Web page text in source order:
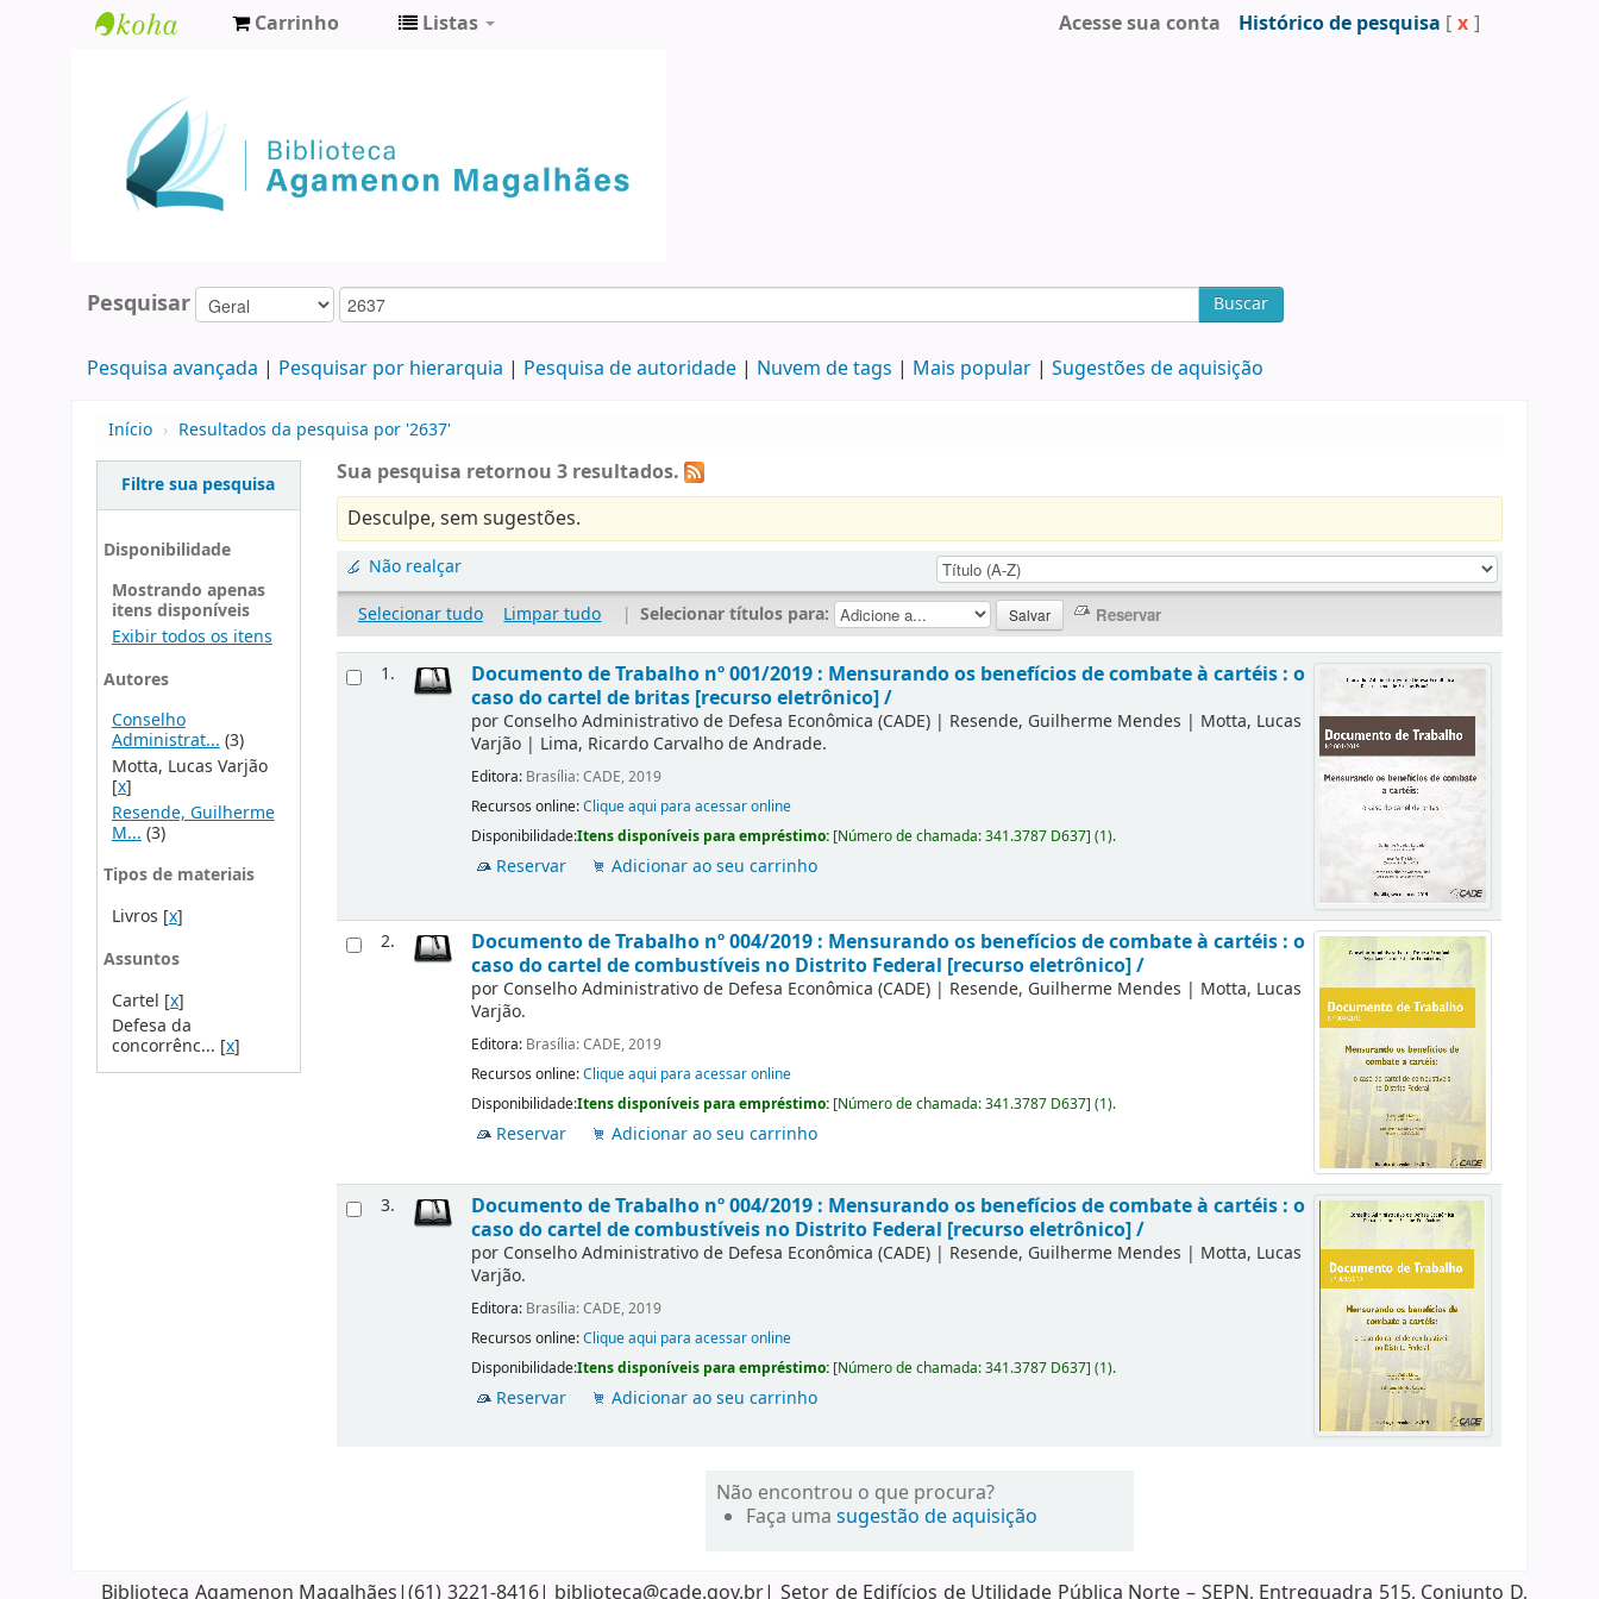
Agamenon
Magalhães
Carrinho Listas Acesse sua conta Histórico de pesquisa [ x ]
Pesquisar Buscar
Pesquisa avançada Pesquisar por hierarquia Pesquisa de autoridade Nuvem de tags Mais popular Sugestões de aquisição
Início › Resultados da pesquisa por '2637'
Filtre sua pesquisa
Disponibilidade
Mostrando apenas
itens disponíveis
Exibir todos os itens
Autores
Conselho
Administrat...(3)
Motta, Lucas Varjão
[x]
Resende, Guilherme
M... (3)
Tipos de materiais
Livros [x]
Assuntos
Cartel [x]
Defesa da
concorrênc... [x]
Sua pesquisa retornou 3 resultados.
Desculpe, sem sugestões.
Não realçar
Selecionar tudo
Limpar tudo | Selecionar títulos para:
1.
Documento de Trabalho nº 001/2019 : Mensurando os benefícios de combate à cartéis : o
caso do cartel de britas [recurso eletrônico] /
por Conselho Administrativo de Defesa Econômica (CADE) | Resende, Guilherme Mendes | Motta, Lucas
Varjão | Lima, Ricardo Carvalho de Andrade.
Editora: Brasília: CADE, 2019
Recursos online:Clique aqui para acessar online
Disponibilidade:Itens disponíveis para empréstimo: [Número de chamada:341.3787 D637](1).
Reservar Adicionar ao seu carrinho
2.
Documento de Trabalho nº 004/2019 : Mensurando os benefícios de combate à cartéis : o
caso do cartel de combustíveis no Distrito Federal [recurso eletrônico] /
por Conselho Administrativo de Defesa Econômica (CADE) | Resende, Guilherme Mendes | Motta, Lucas
Varjão.
Editora: Brasília: CADE, 2019
Recursos online:Clique aqui para acessar online
Disponibilidade:Itens disponíveis para empréstimo: [Número de chamada:341.3787 D637](1).
Reservar Adicionar ao seu carrinho
3.
Documento de Trabalho nº 004/2019 : Mensurando os benefícios de combate à cartéis : o
caso do cartel de combustíveis no Distrito Federal [recurso eletrônico] /
por Conselho Administrativo de Defesa Econômica (CADE) | Resende, Guilherme Mendes | Motta, Lucas
Varjão.
Editora: Brasília: CADE, 2019
Recursos online:Clique aqui para acessar online
Disponibilidade:Itens disponíveis para empréstimo: [Número de chamada:341.3787 D637](1).
Reservar Adicionar ao seu carrinho
Não encontrou o que procura?
Faça uma sugestão de aquisição